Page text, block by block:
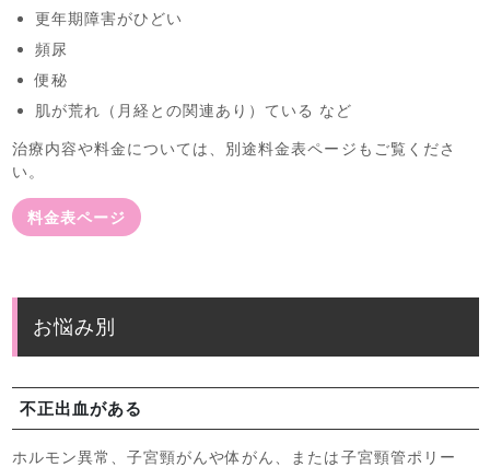
更年期障害がひどい
頻尿
便秘
肌が荒れ（月経との関連あり）ている など
治療内容や料金については、別途料金表ページもご覧くださ
い。
料金表ページ
お悩み別
不正出血がある
ホルモン異常、子宮頸がんや体がん、または子宮頸管ポリー